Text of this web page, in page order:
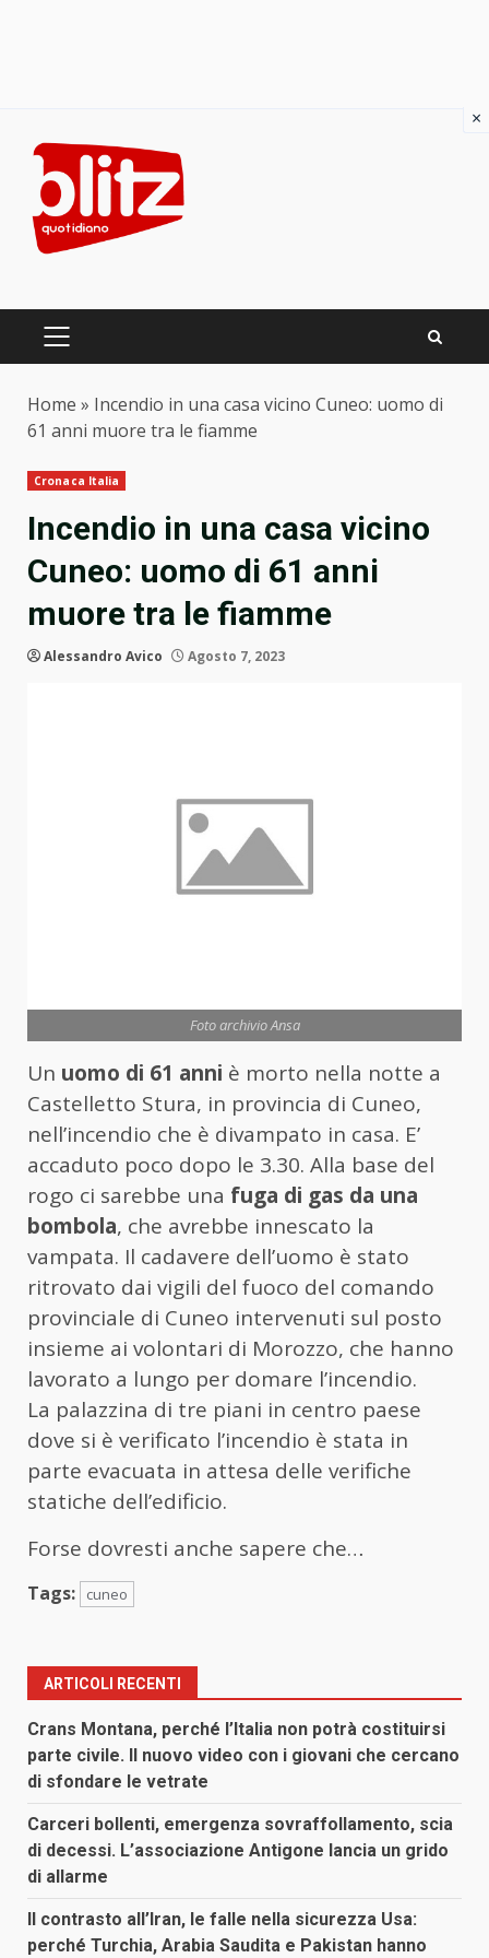
content
PRIMARY
Home » Incendio in una casa vicino Cuneo: uomo di
61 anni muore tra le fiamme
Cronaca Italia
Incendio in una casa vicino
Cuneo: uomo di 61 anni
muore tra le fiamme
Alessandro Avico Agosto 7, 2023
Foto archivio Ansa
Un uomo di 61 anni è morto nella notte a
Castelletto Stura, in provincia di Cuneo,
nell’incendio che è divampato in casa. E’
accaduto poco dopo le 3.30. Alla base del
rogo ci sarebbe una fuga di gas da una
bombola, che avrebbe innescato la
vampata. Il cadavere dell’uomo è stato
ritrovato dai vigili del fuoco del comando
provinciale di Cuneo intervenuti sul posto
insieme ai volontari di Morozzo, che hanno
lavorato a lungo per domare l’incendio.
La palazzina di tre piani in centro paese
dove si è verificato l’incendio è stata in
parte evacuata in attesa delle verifiche
statiche dell’edificio.
Forse dovresti anche sapere che…
Tags: cuneo
ARTICOLI RECENTI
Crans Montana, perché l’Italia non potrà costituirsi
parte civile. Il nuovo video con i giovani che cercano
di sfondare le vetrate
Carceri bollenti, emergenza sovraffollamento, scia
di decessi. L’associazione Antigone lancia un grido
di allarme
Il contrasto all’Iran, le falle nella sicurezza Usa:
perché Turchia, Arabia Saudita e Pakistan hanno
×